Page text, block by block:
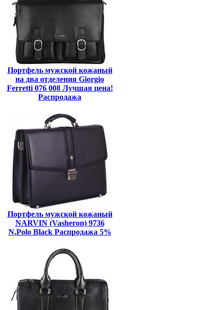
Портфель мужской кожаный
на два отделения Giorgio
Ferretti 076 008 Лучшая цена!
Распродажа
Портфель мужской кожаный
NARVIN (Vasheron) 9736
N.Polo Black Распродажа 5%